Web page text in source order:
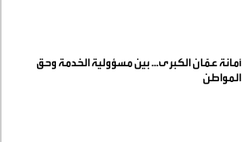
أمانة عمّان الكبرى... بين مسؤولية الخدمة وحق
المواطن